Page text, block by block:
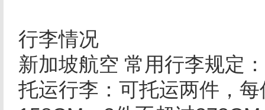
行李情况
新加坡航空 常用行李规定：
托运行李：可托运两件，